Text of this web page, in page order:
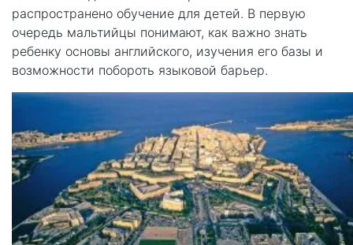
распространено обучение для детей. В первую
очередь мальтийцы понимают, как важно знать
ребенку основы английского, изучения его базы и
возможности побороть языковой барьер.